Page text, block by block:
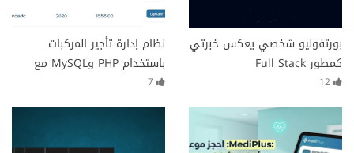
بورتفوليو شخصي يعكس خبرتي
كمطور Full Stack
نظام إدارة تأجير المركبات
باستخدام PHP وMySQL مع
تسجيل دخول وحماية كاملة